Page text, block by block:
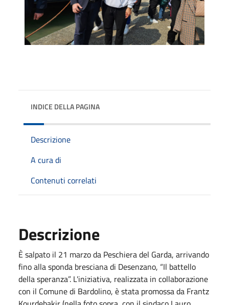
INDICE DELLA PAGINA
Descrizione
A cura di
Contenuti correlati
Descrizione
È salpato il 21 marzo da Peschiera del Garda, arrivando
fino alla sponda bresciana di Desenzano, “Il battello
della speranza”. L'iniziativa, realizzata in collaborazione
con il Comune di Bardolino, è stata promossa da Frantz